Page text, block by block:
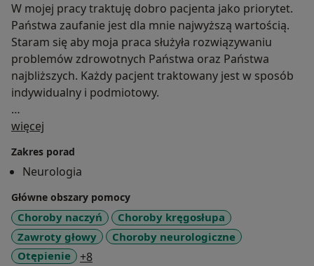
W mojej pracy traktuję dobro pacjenta jako priorytet.
Państwa zaufanie jest dla mnie najwyższą wartością.
Staram się aby moja praca służyła rozwiązywaniu
problemów zdrowotnych Państwa oraz Państwa
najbliższych. Każdy pacjent traktowany jest w sposób
indywidualny i podmiotowy.
Podejmowane działania medyczne cechuje
doświadczenia w pracy z pacjentami lecz także z
ciągłego zgłębiania wiedzy medycznej poprzez udział
w konferencjach naukowych i szkoleniach oraz
regularną lekturę publikacji fachowych.
Zapraszam serdecznie.
więcej
Zakres porad
Neurologia
Główne obszary pomocy
Choroby naczyń
Choroby kręgosłupa
Zawroty głowy
Choroby neurologiczne
Otępienie
+8a11y_sr_more_diseases